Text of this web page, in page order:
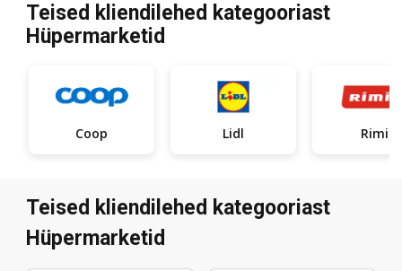
Teised kliendilehed kategooriast
Hüpermarketid
Coop Lidl Rimi
Teised kliendilehed kategooriast
Hüpermarketid